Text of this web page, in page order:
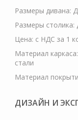
Размеры дивана:
Размеры
Цена: с НДС за 1
Материал
стали
Материал
ДИЗАЙН И